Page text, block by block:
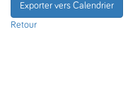
Exporter vers Calendrier
Retour